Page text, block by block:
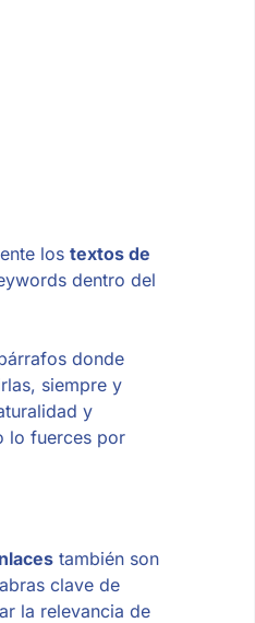
los textos de
dentro del
donde
siempre y
y
lo fuerces por
también son
clave de
la relevancia de